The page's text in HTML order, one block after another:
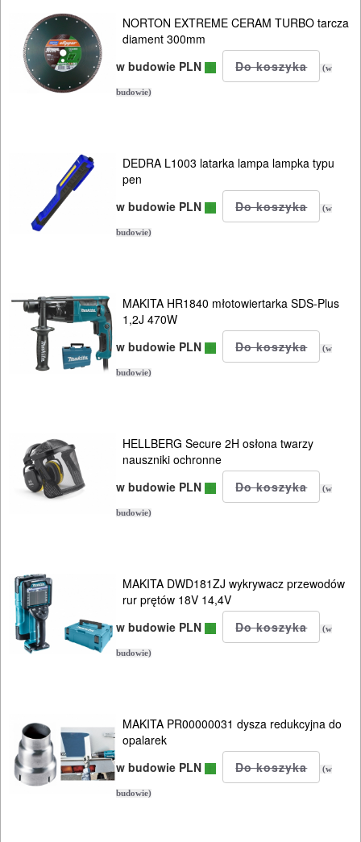
BHP
SPRZĘT
OGRODNICZE
NARZĘDZIA
PILARKI-
KOSIARKI-
CIŚNIENIOWE
NORTON EXTREME CERAM TURBO tarcza
diament 300mm
w budowie PLN
(w
budowie)
DEDRA L1003 latarka lampa lampka typu
pen
w budowie PLN
(w
budowie)
MAKITA HR1840 młotowiertarka SDS-Plus
1,2J 470W
w budowie PLN
(w
budowie)
HELLBERG Secure 2H osłona twarzy
nauszniki ochronne
w budowie PLN
(w
budowie)
MAKITA DWD181ZJ wykrywacz przewodów
rur prętów 18V 14,4V
w budowie PLN
(w
budowie)
MAKITA PR00000031 dysza redukcyjna do
opalarek
w budowie PLN
(w
budowie)